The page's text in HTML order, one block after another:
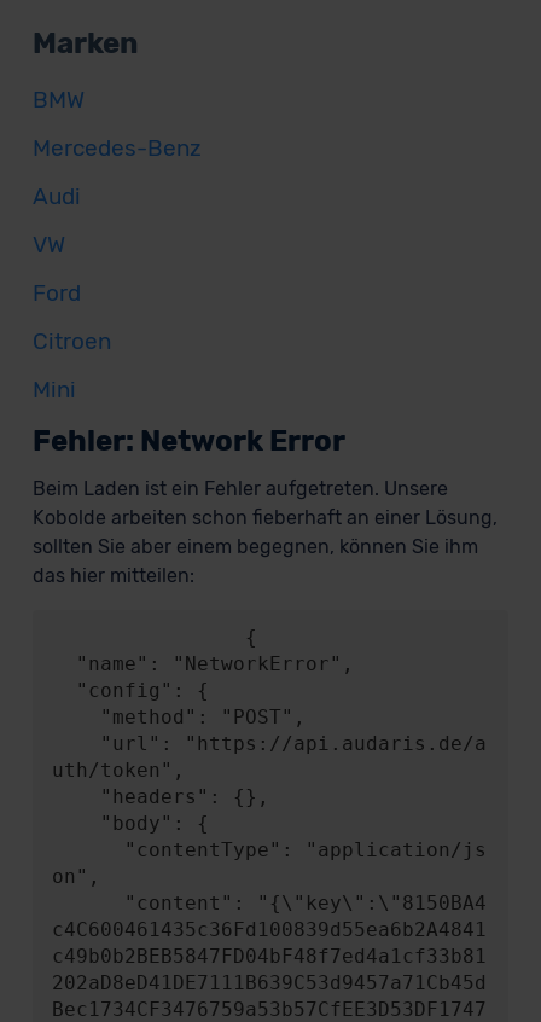
Marken
BMW
Mercedes-Benz
Audi
VW
Ford
Citroen
Mini
Fehler: Network Error
Beim Laden ist ein Fehler aufgetreten. Unsere
Kobolde arbeiten schon fieberhaft an einer Lösung,
sollten Sie aber einem begegnen, können Sie ihm
das hier mitteilen:
uth/token",
on",
c4C600461435c36Fd100839d55ea6b2A4841
c49b0b2BEB5847FD04bF48f7ed4a1cf33b81
202aD8eD41DE7111B639C53d9457a71Cb45d
Bec1734CF3476759a53b57CfEE3D53DF1747